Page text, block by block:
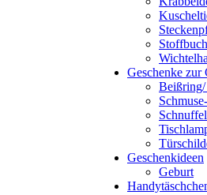
Stoffbuch
Geschenke zur
Geschenkideen
Geburt